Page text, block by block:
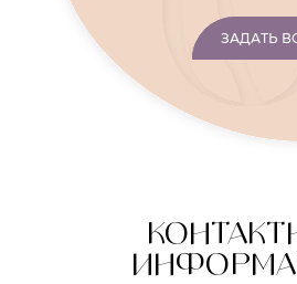
ЗАДАТЬ